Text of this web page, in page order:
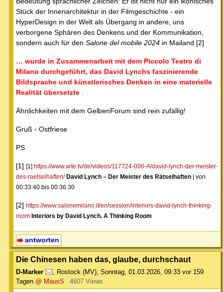
Stück der Innenarchitektur in der Filmgeschichte - ein
HyperDesign in der Welt als Übergang in andere, uns
verborgene Sphären des Denkens und der Kommunikation,
sondern auch für den Salone del mobile 2024 in Mailand [2]
… wurde in Zusammenarbeit mit dem Piccolo Teatro di
Milano durchgeführt, das David Lynchs faszinierende
Bildsprache und künstlerisches Denken in eine materielle
Realität übersetzte
Ähnlichkeiten mit dem GelbenForum sind rein zufällig!
Gruß - Ostfriese
PS
[1] [1] https://www.arte.tv/de/videos/117724-000-A/david-lynch-der-meister-
des-raetselhaften/ David Lynch – Der Meister des Rätselhaften | von
00:33:40 bis 00:36:30
[2] https://www.salonemilano.it/en/session/interiors-david-lynch-thinking-
room Interiors by David Lynch. A Thinking Room
antworten
Die Chinesen haben das, glaube, durchschaut
D-Marker , Rostock (MV), Sonntag, 01.03.2026, 09:33 vor 159
Tagen @ MausS 4607 Views